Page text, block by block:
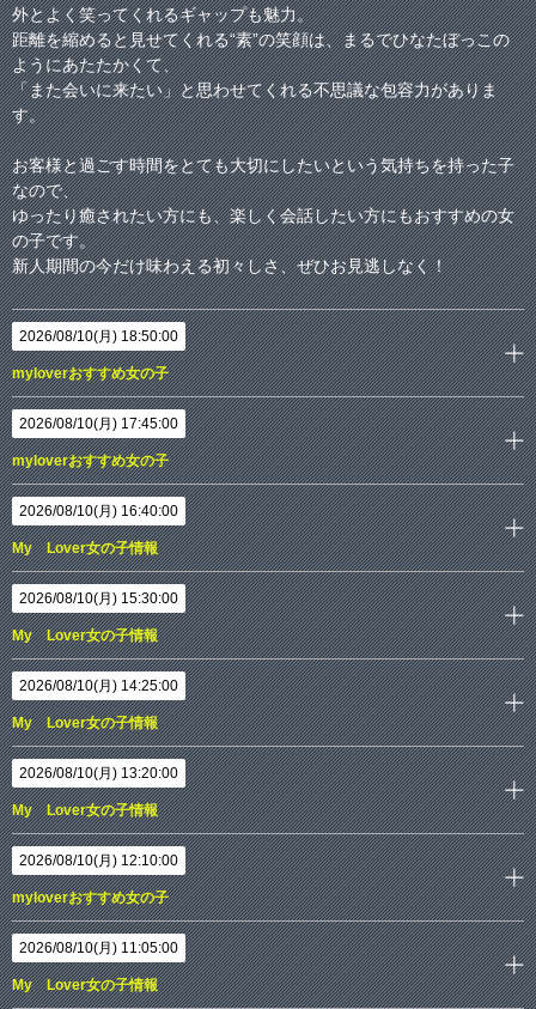
外とよく笑ってくれるギャップも魅力。
距離を縮めると見せてくれる“素”の笑顔は、まるでひなたぼっこの
ようにあたたかくて、
「また会いに来たい」と思わせてくれる不思議な包容力がありま
す。
お客様と過ごす時間をとても大切にしたいという気持ちを持った子
なので、
ゆったり癒されたい方にも、楽しく会話したい方にもおすすめの女
の子です。
新人期間の今だけ味わえる初々しさ、ぜひお見逃しなく！
2026/08/10(月) 18:50:00
myloverおすすめ女の子
2026/08/10(月) 17:45:00
myloverおすすめ女の子
2026/08/10(月) 16:40:00
My Lover女の子情報
2026/08/10(月) 15:30:00
My Lover女の子情報
2026/08/10(月) 14:25:00
My Lover女の子情報
2026/08/10(月) 13:20:00
My Lover女の子情報
2026/08/10(月) 12:10:00
myloverおすすめ女の子
2026/08/10(月) 11:05:00
My Lover女の子情報